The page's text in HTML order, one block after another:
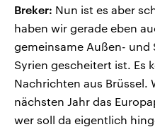
Breker: Nun ist es aber
haben wir gerade eben
gemeinsame Außen- und
Syrien gescheitert ist. Es
Nachrichten aus Brüssel.
nächsten Jahr das
wer soll da eigentlich